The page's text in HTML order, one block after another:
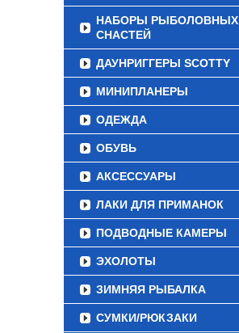
НАБОРЫ РЫБОЛОВНЫХ
СНАСТЕЙ
ДАУНРИГГЕРЫ SCOTTY
МИНИПЛАНЕРЫ
ОДЕЖДА
ОБУВЬ
АКСЕССУАРЫ
ЛАКИ ДЛЯ ПРИМАНОК
ПОДВОДНЫЕ КАМЕРЫ
ЭХОЛОТЫ
ЗИМНЯЯ РЫБАЛКА
СУМКИ/РЮКЗАКИ